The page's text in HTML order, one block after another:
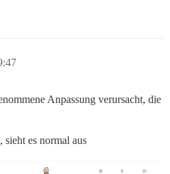
Anpassung verursacht, die
es normal aus